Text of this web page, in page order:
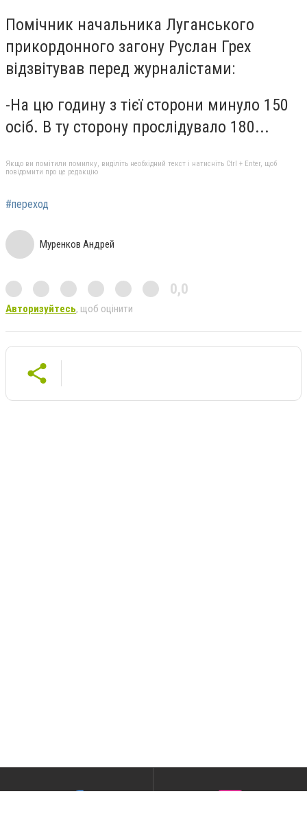
Помічник начальника Луганського
прикордонного загону Руслан Грех
відзвітував перед журналістами:
-На цю годину з тієї сторони минуло 150
осіб. В ту сторону прослідувало 180...
Якщо ви помітили помилку, виділіть необхідний текст і натисніть Ctrl + Enter, щоб
повідомити про це редакцію
#переход
Муренков Андрей
0,0
Авторизуйтесь, щоб оцінити